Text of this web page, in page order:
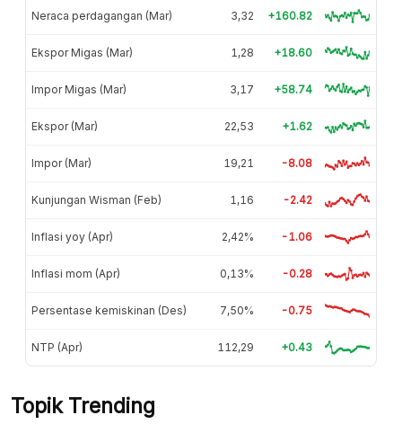
Neraca perdagangan (Mar) 3,32 +160.82
Ekspor Migas (Mar) 1,28 +18.60
Impor Migas (Mar) 3,17 +58.74
Ekspor (Mar) 22,53 +1.62
Impor (Mar) 19,21 -8.08
Kunjungan Wisman (Feb) 1,16 -2.42
Inflasi yoy (Apr) 2,42% -1.06
Inflasi mom (Apr) 0,13% -0.28
Persentase kemiskinan (Des) 7,50% -0.75
NTP (Apr) 112,29 +0.43
Topik Trending